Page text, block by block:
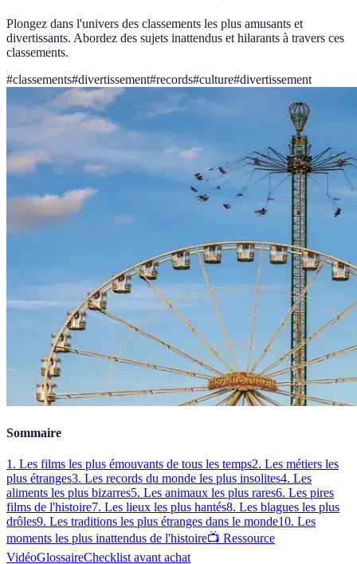
Plongez dans l'univers des classements les plus amusants et
divertissants. Abordez des sujets inattendus et hilarants à travers ces
classements.
#classements#divertissement#records#culture#divertissement
Sommaire
1. Les films les plus émouvants de tous les temps2. Les métiers les
plus étranges3. Les records du monde les plus insolites4. Les
aliments les plus bizarres5. Les animaux les plus rares6. Les pires
films de l'histoire7. Les lieux les plus hantés8. Les blagues les plus
drôles9. Les traditions les plus étranges dans le monde10. Les
moments les plus inattendus de l'histoire📺 Ressource
VidéoGlossaireChecklist avant achat